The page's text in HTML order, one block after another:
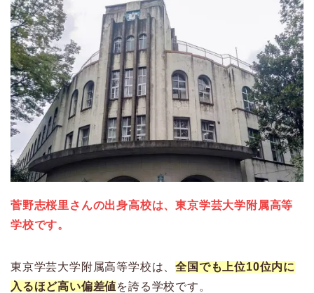
菅野志桜里さんの出身高校は、東京学芸大学附属高等
学校です。
東京学芸大学附属高等学校は、全国でも上位10位内に
入るほど高い偏差値を誇る学校です。